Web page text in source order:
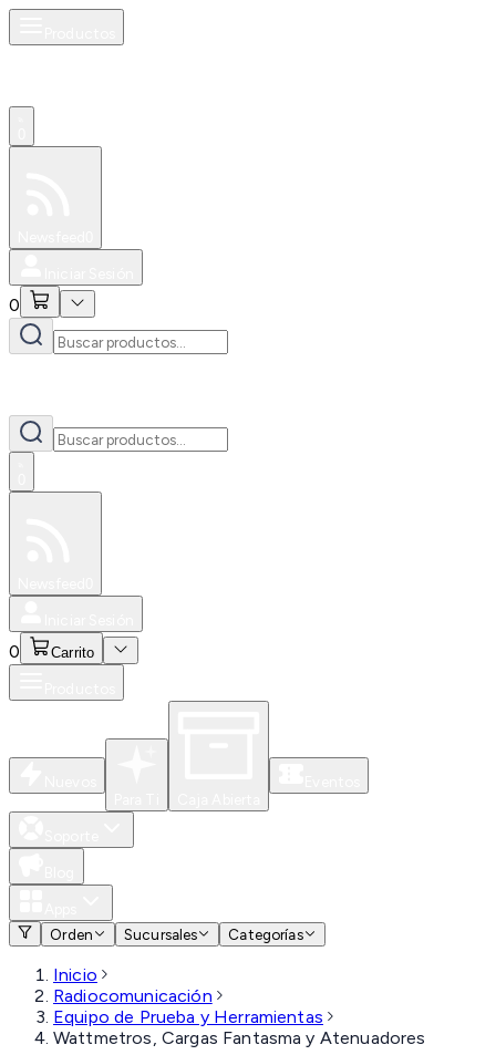
0
0 Carrito
Orden
Sucursales Categorías
Inicio
Radiocomunicación
Equipo de Prueba y Herramientas
Wattmetros, Cargas Fantasma y Atenuadores